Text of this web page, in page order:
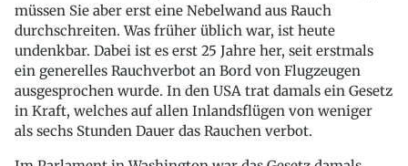
müssen Sie aber erst eine Nebelwand aus Rauch
durchschreiten. Was früher üblich war, ist heute
undenkbar. Dabei ist es erst 25 Jahre her, seit erstmals
ein generelles Rauchverbot an Bord von Flugzeugen
ausgesprochen wurde. In den USA trat damals ein Gesetz
in Kraft, welches auf allen Inlandsflügen von weniger
als sechs Stunden Dauer das Rauchen verbot.